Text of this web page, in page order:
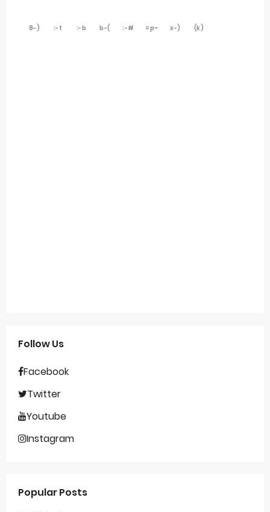
8-) :-t :-b b-( :-# =p~ x-) (k)
Follow Us
Facebook
Twitter
Youtube
Instagram
Popular Posts